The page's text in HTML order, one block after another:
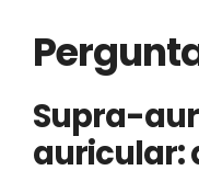
Supra-
auricular: